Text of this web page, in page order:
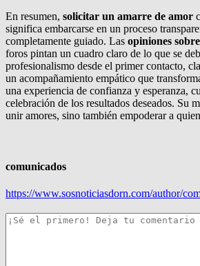
En resumen, solicitar un amarre de amor
significa embarcarse en un proceso
completamente guiado. Las opiniones
foros pintan un cuadro claro de lo que se
profesionalismo desde el primer contacto,
un acompañamiento empático que
una experiencia de confianza y esperanza,
celebración de los resultados deseados. Su
unir amores, sino también empoderar a
comunicados
https://www.sosnoticiasdorn.com/author/